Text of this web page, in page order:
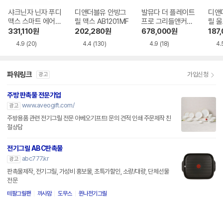
샤크닌자 닌자 푸디
맥스 스마트 에어그
릴 AG551KR
331,110원
4.9 (20)
디앤더블유 안방그
릴 맥스 AB1201MF
202,280원
4.4 (130)
발뮤다 더 플레이트
프로 그리들앤커버
포함
678,000원
4.9 (18)
디앤
릴
MF
파워링크 광고 가입신청
주방 판촉물 전문기업
광고 www.aveogift.com/
주방용품 관련 전기그릴 전문 아베오기프트! 문의 견적 인쇄 주문제작 친
절상담
전기그릴 ABC판촉물
광고
abc777.kr
판촉물제작, 전기그릴, 가성비 홍보물, 초특가할인, 소량/대량, 단체선물
전문
테팔그릴팬 까사맘 도무스 퀸나전기그릴